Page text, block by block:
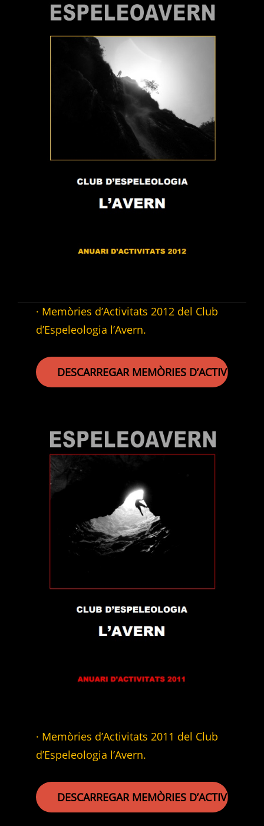
· Memòries d’Activitats 2012 del Club
d’Espeleologia l’Avern.
DESCARREGAR MEMÒRIES D’ACTIVITATS
· Memòries d’Activitats 2011 del Club
d’Espeleologia l’Avern.
DESCARREGAR MEMÒRIES D’ACTIVITATS